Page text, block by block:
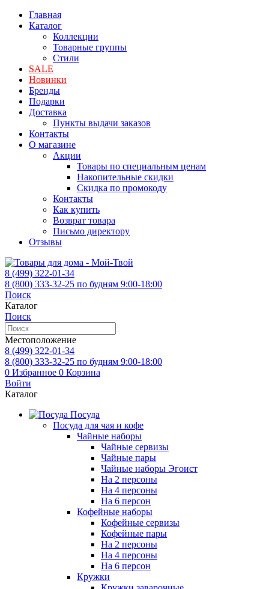
Главная
Каталог
Коллекции
Товарные группы
Стили
SALE
Новинки
Бренды
Подарки
Доставка
Пункты выдачи заказов
Контакты
О магазине
Акции
Товары по специальным ценам
Накопительные скидки
Скидка по промокоду
Контакты
Как купить
Возврат товара
Письмо директору
Отзывы
8 (499) 322-01-34
8 (800) 333-32-25 по будням 9:00-18:00
Поиск
Каталог
Поиск
Местоположение
8 (499) 322-01-34
8 (800) 333-32-25 по будням 9:00-18:00
0 Избранное 0 Корзина
Войти
Каталог
Посуда
Посуда для чая и кофе
Чайные наборы
Чайные сервизы
Чайные пары
Чайные наборы Эгоист
На 2 персоны
На 4 персоны
На 6 персон
Кофейные наборы
Кофейные сервизы
Кофейные пары
На 2 персоны
На 4 персоны
На 6 персон
Кружки